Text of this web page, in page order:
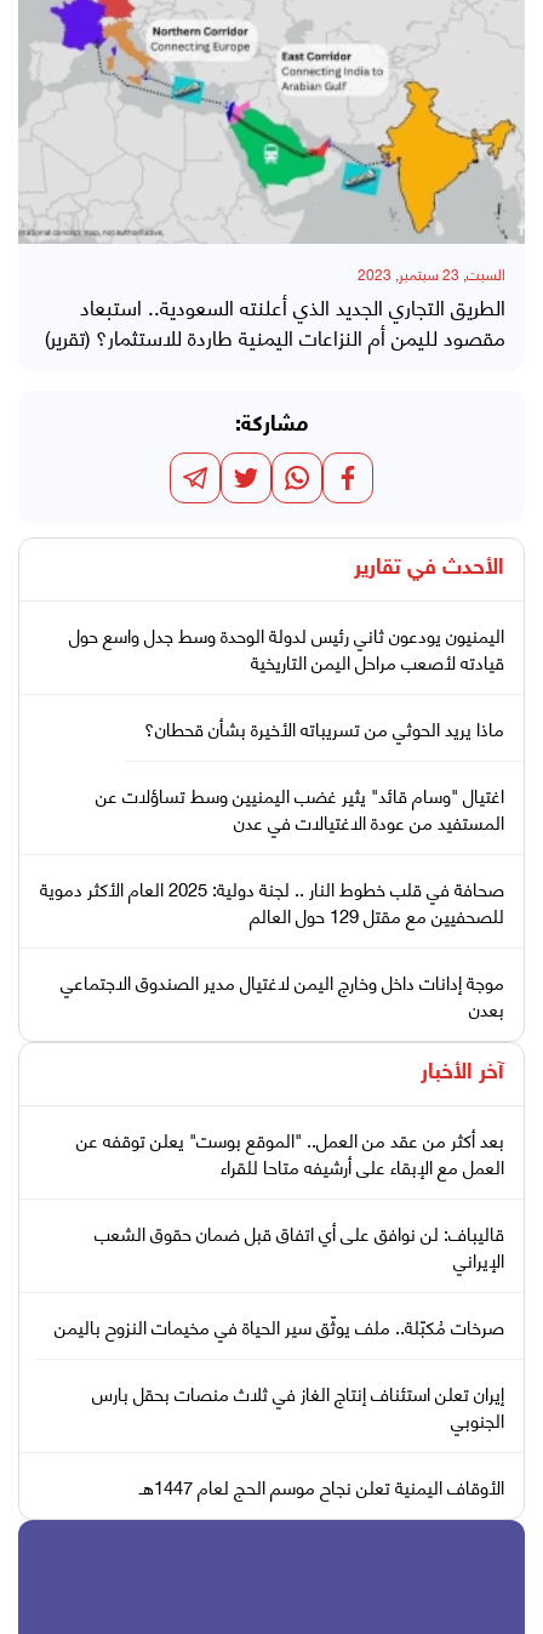
السبت, 23 سبتمبر, 2023
الطريق التجاري الجديد الذي أعلنته السعودية.. استبعاد
مقصود لليمن أم النزاعات اليمنية طاردة للاستثمار؟ (تقرير)
مشاركة:
الأحدث في تقارير
اليمنيون يودعون ثاني رئيس لدولة الوحدة وسط جدل واسع حول
قيادته لأصعب مراحل اليمن التاريخية
ماذا يريد الحوثي من تسريباته الأخيرة بشأن قحطان؟
اغتيال "وسام قائد" يثير غضب اليمنيين وسط تساؤلات عن
المستفيد من عودة الاغتيالات في عدن
صحافة في قلب خطوط النار .. لجنة دولية: 2025 العام الأكثر دموية
للصحفيين مع مقتل 129 حول العالم
موجة إدانات داخل وخارج اليمن لاغتيال مدير الصندوق الاجتماعي
بعدن
آخر الأخبار
بعد أكثر من عقد من العمل.. "الموقع بوست" يعلن توقفه عن
العمل مع الإبقاء على أرشيفه متاحا للقراء
قاليباف: لن نوافق على أي اتفاق قبل ضمان حقوق الشعب
الإيراني
صرخات مُكبّلة.. ملف يوثّق سير الحياة في مخيمات النزوح باليمن
إيران تعلن استئناف إنتاج الغاز في ثلاث منصات بحقل بارس
الجنوبي
الأوقاف اليمنية تعلن نجاح موسم الحج لعام 1447هـ